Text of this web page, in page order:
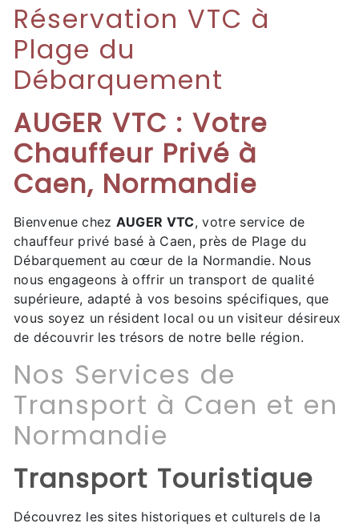
Réservation VTC à
Plage du
Débarquement
AUGER VTC : Votre
Chauffeur Privé à
Caen, Normandie
Bienvenue chez AUGER VTC, votre service de
chauffeur privé basé à Caen, près de Plage du
Débarquement au cœur de la Normandie. Nous
nous engageons à offrir un transport de qualité
supérieure, adapté à vos besoins spécifiques, que
vous soyez un résident local ou un visiteur désireux
de découvrir les trésors de notre belle région.
Nos Services de
Transport à Caen et en
Normandie
Transport Touristique
Découvrez les sites historiques et culturels de la